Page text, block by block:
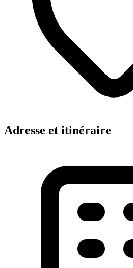
Adresse et itinéraire